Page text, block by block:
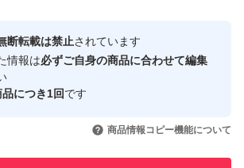
心・安全なユーザーです
引を完了させた実績があります
断転載は禁止されています
情報は必ずご自身の商品に合わせて編集
につき1回です
商品情報コピー機能について